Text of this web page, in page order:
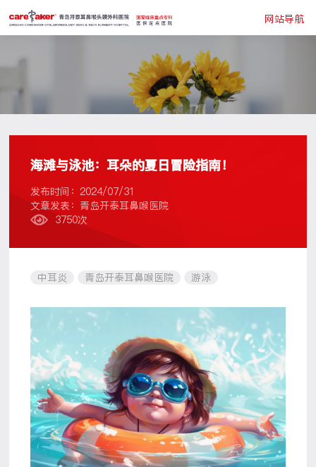
网站导航
海滩与泳池：耳朵的夏日冒险指南！
发布时间：2024/07/31
文章发表：青岛开泰耳鼻喉医院
3750次
中耳炎 青岛开泰耳鼻喉医院 游泳